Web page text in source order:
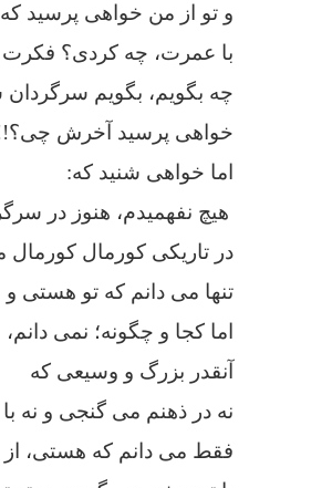
و تو از من خواهی پرسید
با عمرت، چه کردی؟
چه بگویم، بگویم
خواهی پرسید آخرش
اما خواهی شنید که:
هیچ نفهمیدم، هنوز در
در تاریکی کورمال
تنها می دانم که تو هستی
اما کجا و چگونه؛ نمی
آنقدر بزرگ و وسیعی که
نه در ذهنم می گنجی و نه
فقط می دانم که هستی، از